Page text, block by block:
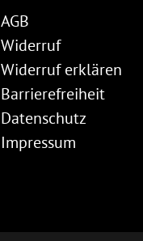
AGB
Widerruf
Widerruf erklären
Barrierefreiheit
Datenschutz
Impressum